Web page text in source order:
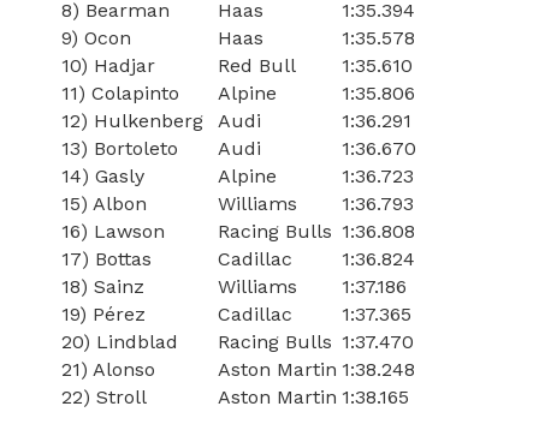
8) Bearman
Haas
1:35.394
9) Ocon
Haas
1:35.578
10) Hadjar
Red Bull
1:35.610
11) Colapinto
Alpine
1:35.806
12) Hulkenberg
Audi
1:36.291
13) Bortoleto
Audi
1:36.670
14) Gasly
Alpine
1:36.723
15) Albon
Williams
1:36.793
16) Lawson
Racing Bulls 1:36.808
17) Bottas
Cadillac
1:36.824
18) Sainz
Williams
1:37.186
19) Pérez
Cadillac
1:37.365
20) Lindblad
Racing Bulls 1:37.470
21) Alonso
Aston Martin 1:38.248
22) Stroll
Aston Martin 1:38.165